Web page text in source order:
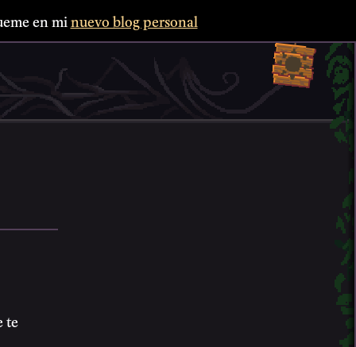
en mi nuevo blog personal
te